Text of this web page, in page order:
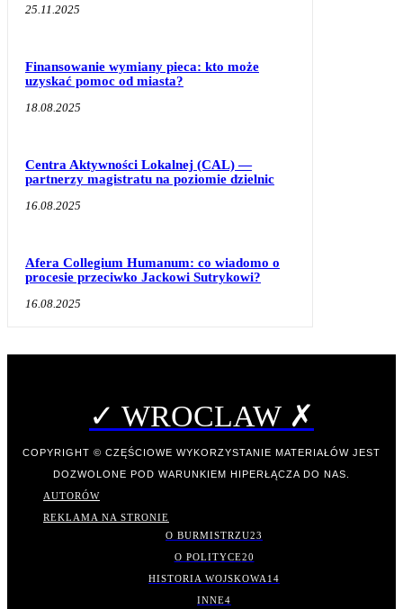
25.11.2025
Finansowanie wymiany pieca: kto może
uzyskać pomoc od miasta?
18.08.2025
Centra Aktywności Lokalnej (CAL) —
partnerzy magistratu na poziomie dzielnic
16.08.2025
Afera Collegium Humanum: co wiadomo o
procesie przeciwko Jackowi Sutrykowi?
16.08.2025
✓ WROCLAW ✗
COPYRIGHT © CZĘŚCIOWE WYKORZYSTANIE MATERIAŁÓW JEST
DOZWOLONE POD WARUNKIEM HIPERŁĄCZA DO NAS.
AUTORÓW
REKLAMA NA STRONIE
O BURMISTRZU23
O POLITYCE20
HISTORIA WOJSKOWA 14
INNE4